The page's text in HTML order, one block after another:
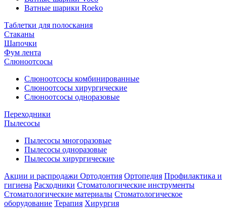
Ватные шарики Roeko
Таблетки для полоскания
Стаканы
Шапочки
Фум лента
Слюноотсосы
Слюноотсосы комбинированные
Слюноотсосы хирургические
Слюноотсосы одноразовые
Переходники
Пылесосы
Пылесосы многоразовые
Пылесосы одноразовые
Пылесосы хирургические
Акции и распродажи Ортодонтия Ортопедия Профилактика и
гигиена Расходники Стоматологические инструменты
Стоматологические материалы Стоматологическое
оборудование Терапия Хирургия